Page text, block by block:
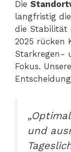
Die
langfristig
die Stabilität
2025 rücken
Starkregen-
Fokus.
und